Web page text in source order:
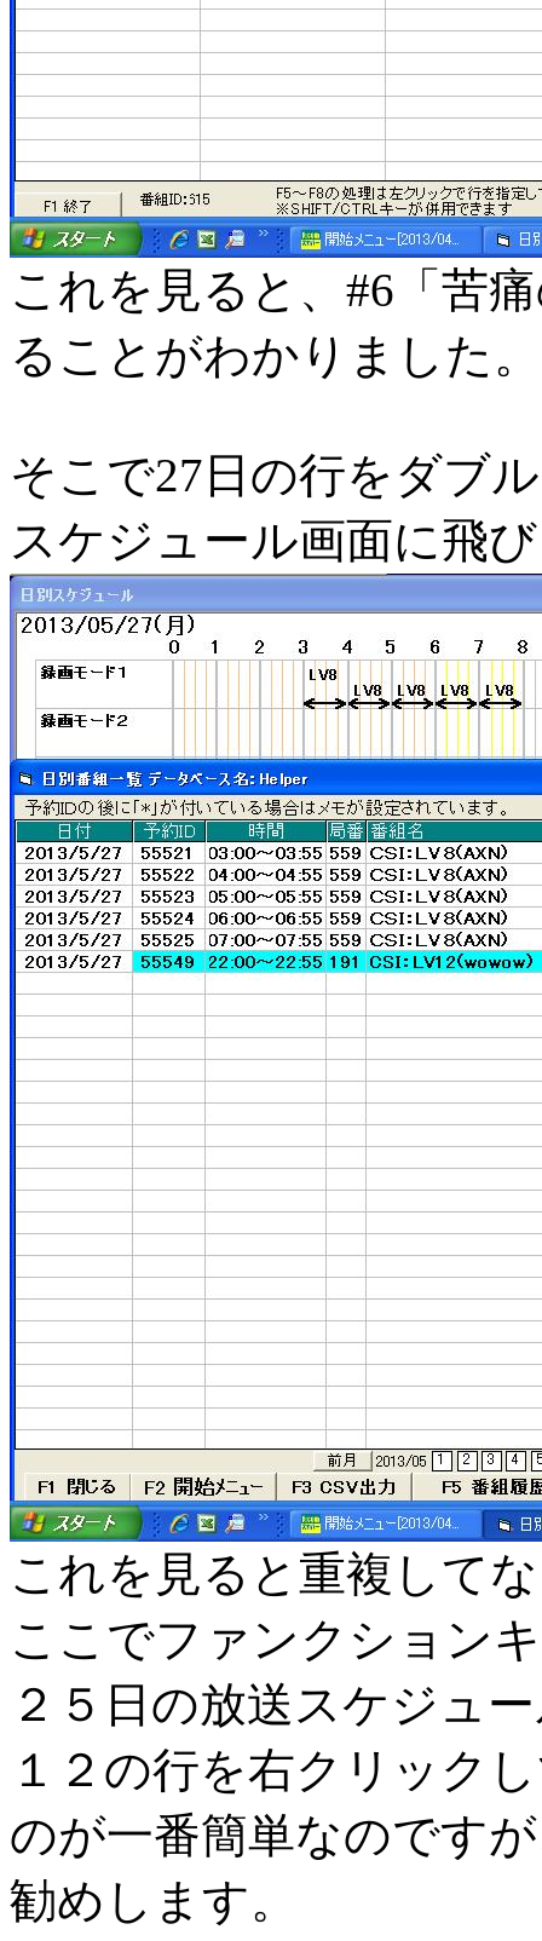
これを見ると、#6「苦
ることがわかりました。
そこで27日の行をダブ
スケジュール画面に飛
これを見ると重複して
ここでファンクション
２５日の放送スケジュ
１２の行を右クリック
のが一番簡単なのです
勧めします。